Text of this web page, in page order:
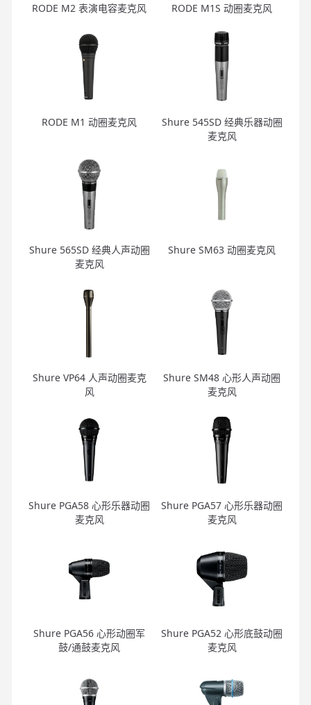
RODE M2 表演电容麦克风 RODE M1S 动圈麦克风
RODE M1 动圈麦克风
Shure 545SD 经典乐器动圈
麦克风
Shure 565SD 经典人声动圈
麦克风
Shure SM63 动圈麦克风
Shure VP64 人声动圈麦克
风
Shure SM48 心形人声动圈
麦克风
Shure PGA58 心形乐器动圈
麦克风
Shure PGA57 心形乐器动圈
麦克风
Shure PGA56 心形动圈军
鼓/通鼓麦克风
Shure PGA52 心形底鼓动圈
麦克风